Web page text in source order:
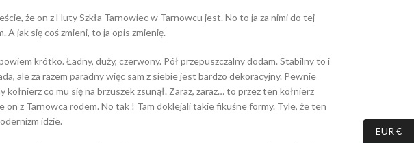
że on z Huty Szkła Tarnowiec w Tarnowcu jest. No to ja za nimi do tej
A jak się coś zmieni, to ja opis zmienię.
krótko. Ładny, duży, czerwony. Pół przepuszczalny dodam. Stabilny to i
ale za razem paradny więc sam z siebie jest bardzo dekoracyjny. Pewnie
kołnierz co mu się na brzuszek zsunął. Zaraz, zaraz… to przez ten kołnierz
on z Tarnowca rodem. No tak ! Tam doklejali takie fikuśne formy. Tyle, że ten
idzie.
EUR €